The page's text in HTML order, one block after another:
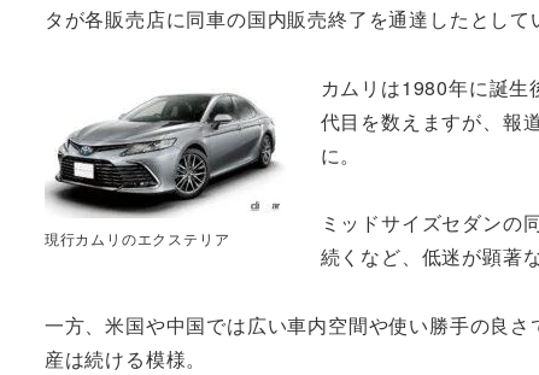
タが各販売店に同車の国内販売終了を通達したとして
現行カムリのエクステリア
カムリは1980年に誕
代目を数えますが、報
に。
ミッドサイズセダンの
続くなど、低迷が顕著
一方、米国や中国では広い車内空間や使い勝手の良
産は続ける模様。